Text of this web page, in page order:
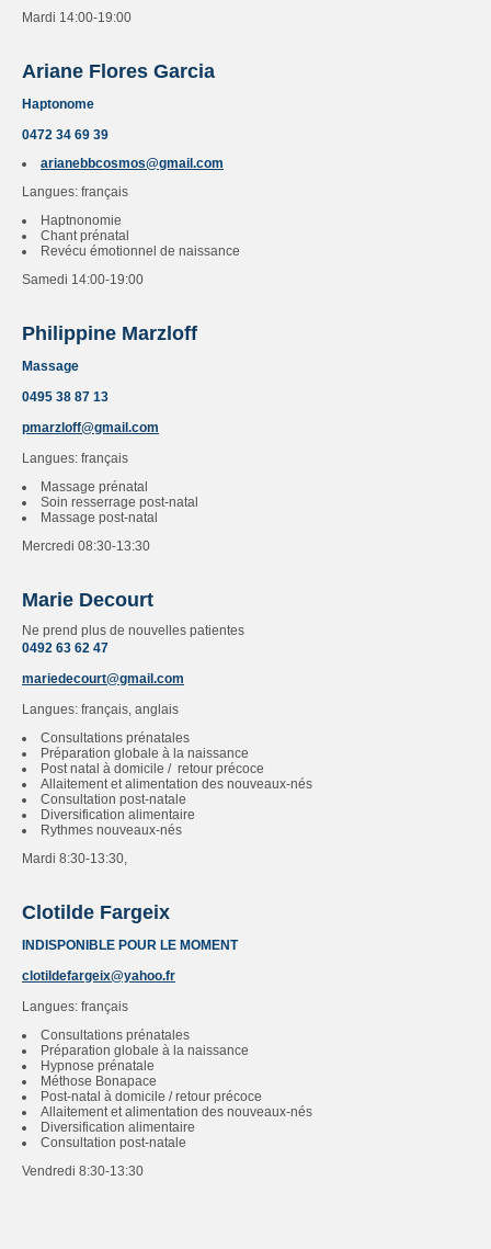
Mardi 14:00-19:00
Ariane Flores Garcia
Haptonome
0472 34 69 39
arianebbcosmos@gmail.com
Langues: français
Haptnonomie
Chant prénatal
Revécu émotionnel de naissance
Samedi 14:00-19:00
Philippine Marzloff
Massage
0495 38 87 13
pmarzloff@gmail.com
Langues: français
Massage prénatal
Soin resserrage post-natal
Massage post-natal
Mercredi 08:30-13:30
Marie Decourt
Ne prend plus de nouvelles patientes
0492 63 62 47
mariedecourt@gmail.com
Langues: français, anglais
Consultations prénatales
Préparation globale à la naissance
Post natal à domicile / retour précoce
Allaitement et alimentation des nouveaux-nés
Consultation post-natale
Diversification alimentaire
Rythmes nouveaux-nés
Mardi 8:30-13:30,
Clotilde Fargeix
INDISPONIBLE POUR LE MOMENT
clotildefargeix@yahoo.fr
Langues: français
Consultations prénatales
Préparation globale à la naissance
Hypnose prénatale
Méthose Bonapace
Post-natal à domicile / retour précoce
Allaitement et alimentation des nouveaux-nés
Diversification alimentaire
Consultation post-natale
Vendredi 8:30-13:30